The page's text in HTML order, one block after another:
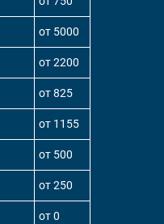
от 5000
от 2200
от 825
от 1155
от 500
от 250
от 0